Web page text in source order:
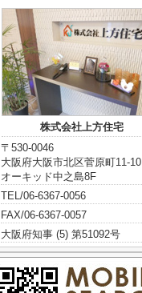
株式会社上方住宅
〒530-0046
大阪府大阪市北区菅原町11-10
オーキッド中之島8F
TEL/06-6367-0056
FAX/06-6367-0057
大阪府知事 (5) 第51092号